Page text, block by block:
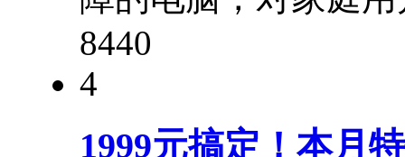
8440
4
1999元搞定！本月